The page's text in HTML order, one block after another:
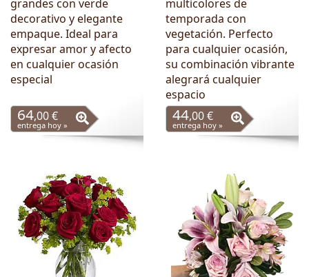
grandes con verde
decorativo y elegante
empaque. Ideal para
expresar amor y afecto
en cualquier ocasión
especial
64,00 €
entrega hoy »
multicolores de
temporada con
vegetación. Perfecto
para cualquier ocasión,
su combinación vibrante
alegrará cualquier
espacio
44,00 €
entrega hoy »